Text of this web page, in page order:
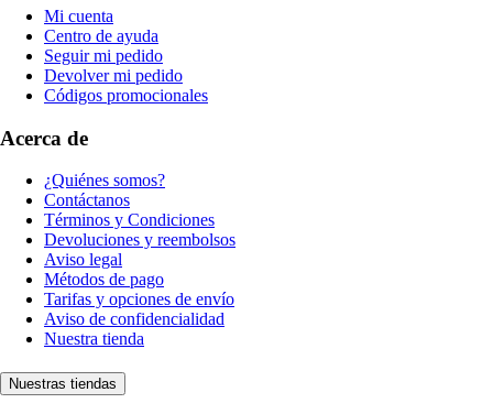
Mi cuenta
Centro de ayuda
Seguir mi pedido
Devolver mi pedido
Códigos promocionales
Acerca de
¿Quiénes somos?
Contáctanos
Términos y Condiciones
Devoluciones y reembolsos
Aviso legal
Métodos de pago
Tarifas y opciones de envío
Aviso de confidencialidad
Nuestra tienda
Nuestras tiendas